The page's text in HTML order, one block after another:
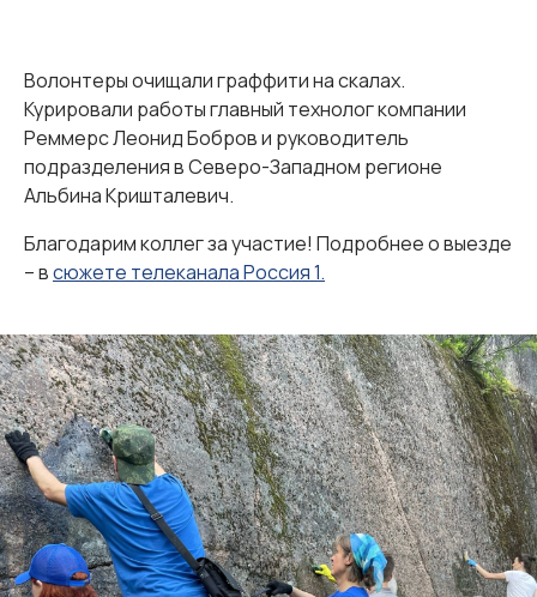
Волонтеры очищали граффити на скалах.
Курировали работы главный технолог компании
Реммерс Леонид Бобров и руководитель
подразделения в Северо-Западном регионе
Альбина Кришталевич.
Благодарим коллег за участие! Подробнее о выезде
– всюжете телеканала Россия 1.